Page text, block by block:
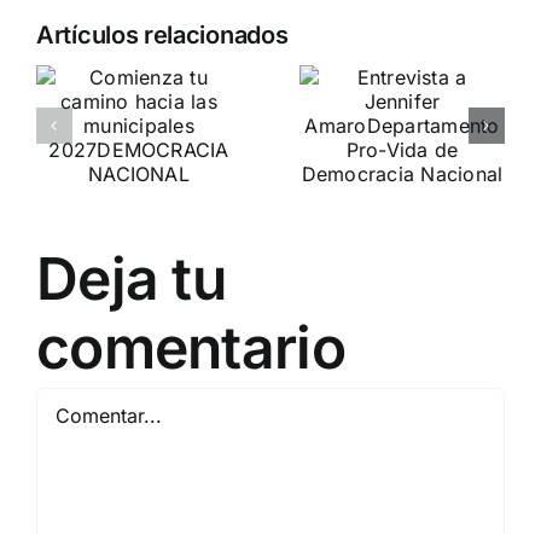
Artículos relacionados
Entrevista a
Jennifer
Amaro
cumbre de
la APF en
Belgrado
(Serbia)
Deja tu
comentario
Comentar